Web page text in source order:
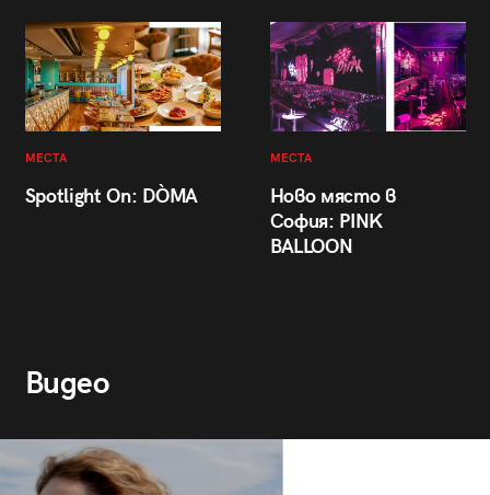
МЕСТА
Spotlight On: DÒMA
МЕСТА
Ново място в
София: PINK
BALLOON
Видео